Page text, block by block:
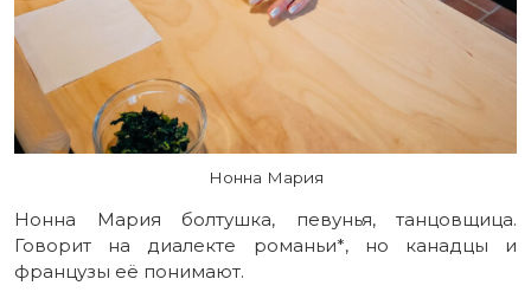
Нонна Мария
Нонна Мария болтушка, певунья, танцовщица.
Говорит на диалекте романьи*, но канадцы и
французы её понимают.